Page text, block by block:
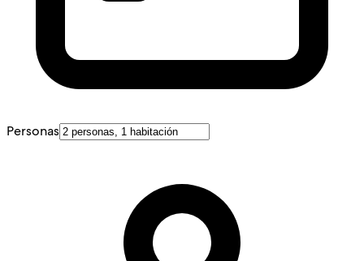
Personas